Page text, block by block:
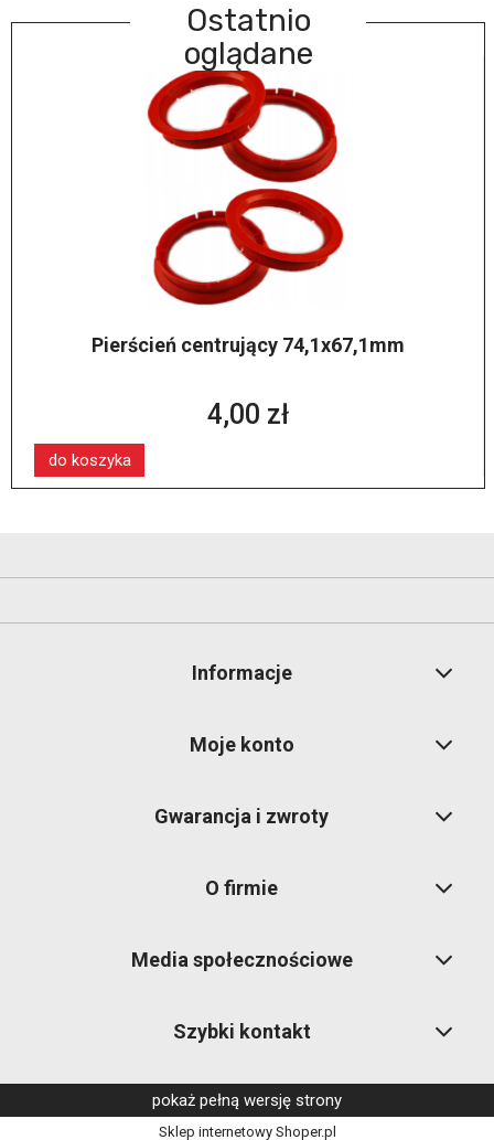
Ostatnio
oglądane
Pierścień centrujący 74,1x67,1mm
4,00 zł
do koszyka
Informacje
Moje konto
Gwarancja i zwroty
O firmie
Media społecznościowe
Szybki kontakt
pokaż pełną wersję strony
Sklep internetowy Shoper.pl